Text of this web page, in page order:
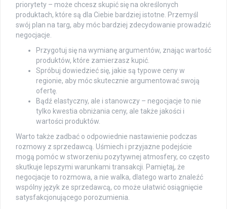
priorytety – może chcesz skupić się na określonych
produktach, które są dla Ciebie bardziej istotne. Przemyśl
swój plan na targ, aby móc bardziej zdecydowanie prowadzić
negocjacje.
Przygotuj się na wymianę argumentów, znając wartość
produktów, które zamierzasz kupić.
Spróbuj dowiedzieć się, jakie są typowe ceny w
regionie, aby móc skutecznie argumentować swoją
ofertę.
Bądź elastyczny, ale i stanowczy – negocjacje to nie
tylko kwestia obniżania ceny, ale także jakości i
wartości produktów.
Warto także zadbać o odpowiednie nastawienie podczas
rozmowy z sprzedawcą. Uśmiech i przyjazne podejście
mogą pomóc w stworzeniu pozytywnej atmosfery, co często
skutkuje lepszymi warunkami transakcji. Pamiętaj, że
negocjacje to rozmowa, a nie walka, dlatego warto znaleźć
wspólny język ze sprzedawcą, co może ułatwić osiągnięcie
satysfakcjonującego porozumienia.